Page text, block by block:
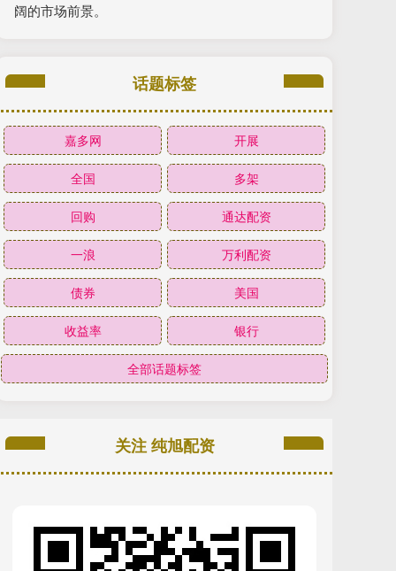
阔的市场前景。
话题标签
嘉多网 开展
全国 多架
回购 通达配资
一浪 万利配资
债券 美国
收益率 银行
全部话题标签
关注 纯旭配资